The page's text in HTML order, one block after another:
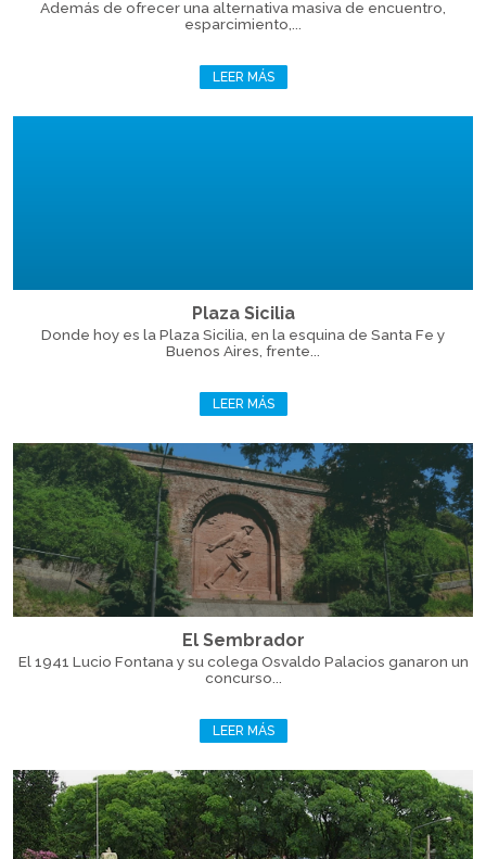
Además de ofrecer una alternativa masiva de encuentro,
esparcimiento,...
LEER MÁS
Plaza Sicilia
Donde hoy es la Plaza Sicilia, en la esquina de Santa Fe y
Buenos Aires, frente...
LEER MÁS
El Sembrador
El 1941 Lucio Fontana y su colega Osvaldo Palacios ganaron un
concurso...
LEER MÁS